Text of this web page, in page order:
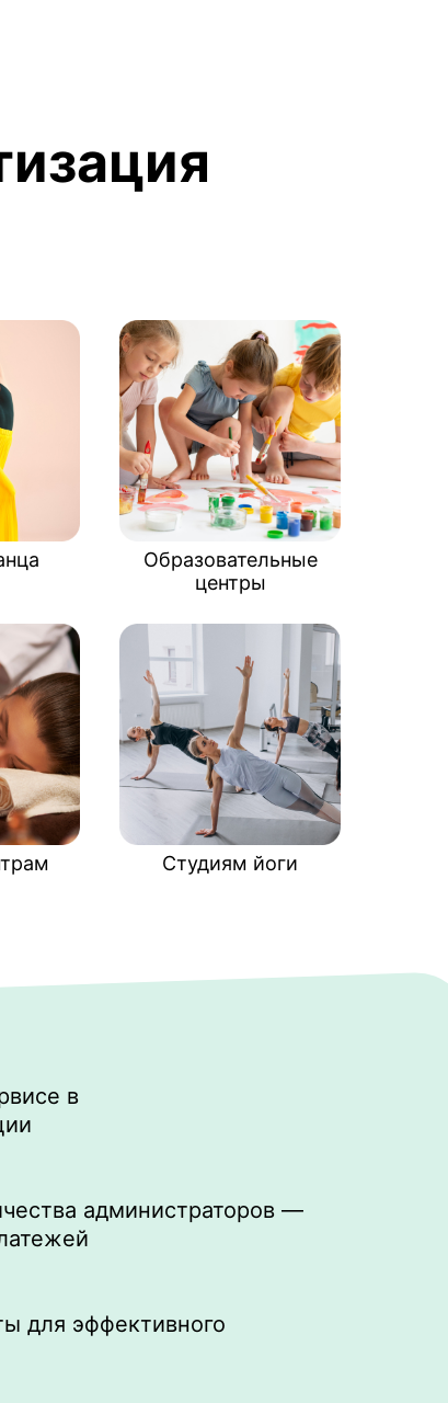
Студиям йоги
Образовательные
центры
в
администраторов —
для эффективного